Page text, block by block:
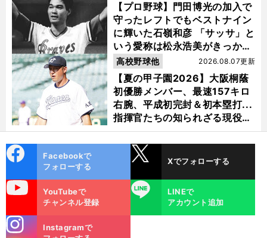
【プロ野球】門田博光の加入で
守ったレフトでもベストナイン
に輝いた石嶺和彦 「サッサ」と
いう愛称は松永浩美がきっか
け？
【夏の甲子園2026】大阪桐蔭
初優勝メンバー、最速157キロ
右腕、平成初完封＆初本塁打...
指揮官たちの知られざる現役時
代
2026.08.07更新
高校野球他
ok
Facebookで
フォローする
Xでフォローする
YouTubeで
チャンネル登録
LINE
LINEで
アカウント追加
m
Instagramで